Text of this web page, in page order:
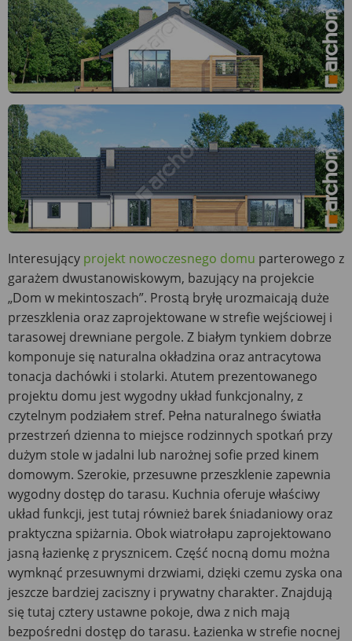
Interesujący projekt nowoczesnego domu parterowego z
garażem dwustanowiskowym, bazujący na projekcie
„Dom w mekintoszach”. Prostą bryłę urozmaicają duże
przeszklenia oraz zaprojektowane w strefie wejściowej i
tarasowej drewniane pergole. Z białym tynkiem dobrze
komponuje się naturalna okładzina oraz antracytowa
tonacja dachówki i stolarki. Atutem prezentowanego
projektu domu jest wygodny układ funkcjonalny, z
czytelnym podziałem stref. Pełna naturalnego światła
przestrzeń dzienna to miejsce rodzinnych spotkań przy
dużym stole w jadalni lub narożnej sofie przed kinem
domowym. Szerokie, przesuwne przeszklenie zapewnia
wygodny dostęp do tarasu. Kuchnia oferuje właściwy
układ funkcji, jest tutaj również barek śniadaniowy oraz
praktyczna spiżarnia. Obok wiatrołapu zaprojektowano
jasną łazienkę z prysznicem. Część nocną domu można
wymknąć przesuwnymi drzwiami, dzięki czemu zyska ona
jeszcze bardziej zaciszny i prywatny charakter. Znajdują
się tutaj cztery ustawne pokoje, dwa z nich mają
bezpośredni dostęp do tarasu. Łazienka w strefie nocnej